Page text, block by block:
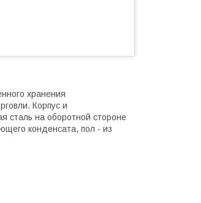
хранения
Корпус и
сталь на оборотной стороне
конденсата, пол - из